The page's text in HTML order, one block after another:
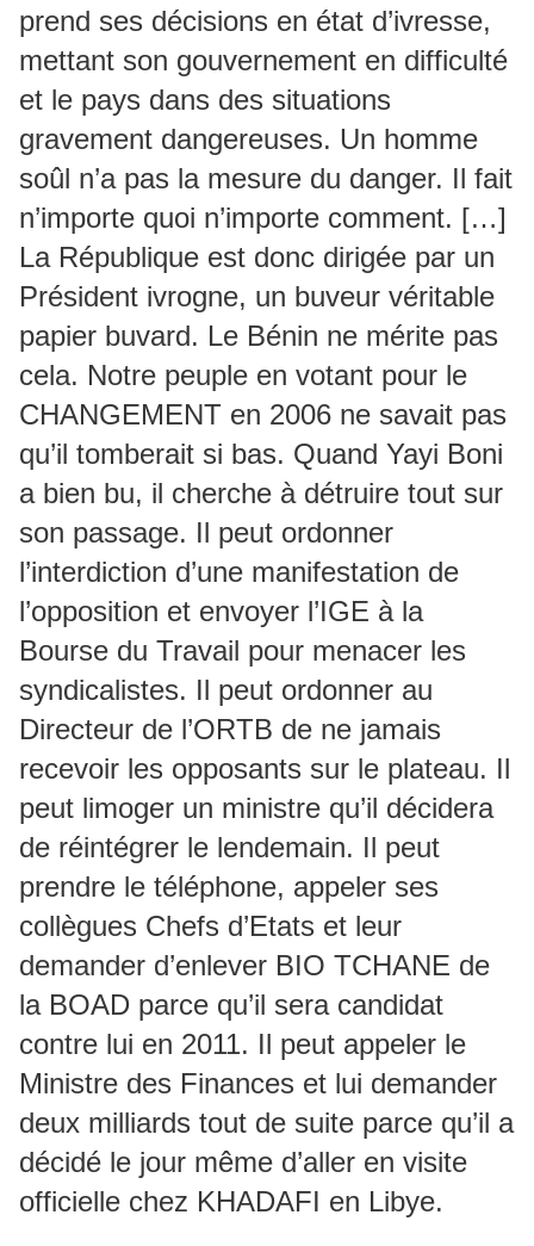
prend ses décisions en état d’ivresse,
mettant son gouvernement en difficulté
et le pays dans des situations
gravement dangereuses. Un homme
soûl n’a pas la mesure du danger. Il fait
n’importe quoi n’importe comment. […]
La République est donc dirigée par un
Président ivrogne, un buveur véritable
papier buvard. Le Bénin ne mérite pas
cela. Notre peuple en votant pour le
CHANGEMENT en 2006 ne savait pas
qu’il tomberait si bas. Quand Yayi Boni
a bien bu, il cherche à détruire tout sur
son passage. Il peut ordonner
l’interdiction d’une manifestation de
l’opposition et envoyer l’IGE à la
Bourse du Travail pour menacer les
syndicalistes. Il peut ordonner au
Directeur de l’ORTB de ne jamais
recevoir les opposants sur le plateau. Il
peut limoger un ministre qu’il décidera
de réintégrer le lendemain. Il peut
prendre le téléphone, appeler ses
collègues Chefs d’Etats et leur
demander d’enlever BIO TCHANE de
la BOAD parce qu’il sera candidat
contre lui en 2011. Il peut appeler le
Ministre des Finances et lui demander
deux milliards tout de suite parce qu’il a
décidé le jour même d’aller en visite
officielle chez KHADAFI en Libye.